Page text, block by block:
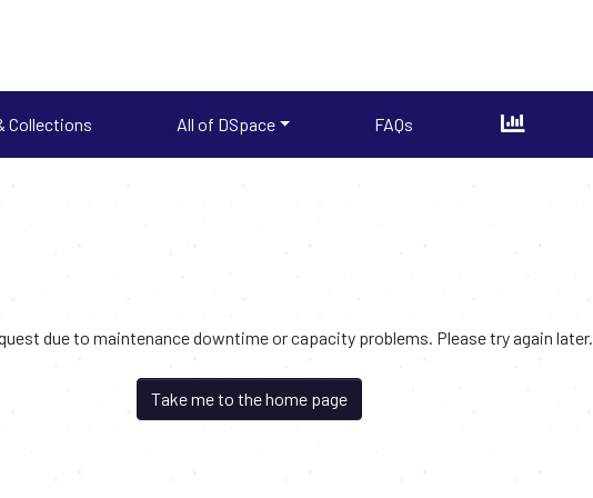
Collections All of DSpace FAQs
due to maintenance downtime or capacity problems. Please try again later.
Take me to the home page